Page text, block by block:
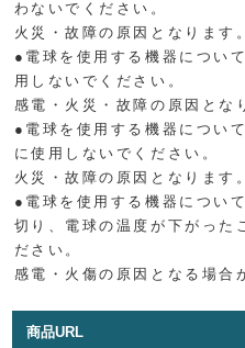
わないでください。
火災・故障の原因となります。
●電球を使用する機器につい
用しないでください。
感電・火災・故障の原因とな
●電球を使用する機器につい
に使用しないでください。
火災・故障の原因となります。
●電球を使用する機器につい
切り、電球の温度が下がった
ださい。
感電・火傷の原因となる場合
商品URL